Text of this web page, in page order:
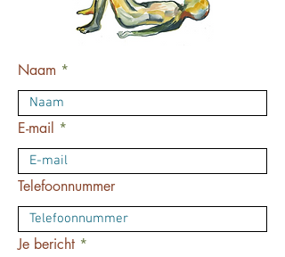
Naam
E-mail
Telefoonnummer
Je bericht